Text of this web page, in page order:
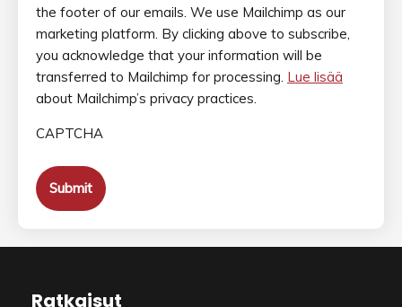
the footer of our emails. We use Mailchimp as our
marketing platform. By clicking above to subscribe,
you acknowledge that your information will be
transferred to Mailchimp for processing. Lue lisää
about Mailchimp’s privacy practices.
CAPTCHA
Ratkaisut